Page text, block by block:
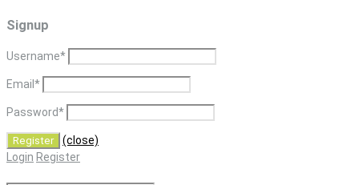
Signup
Username*
Email *
Password*
(close)
Login Register